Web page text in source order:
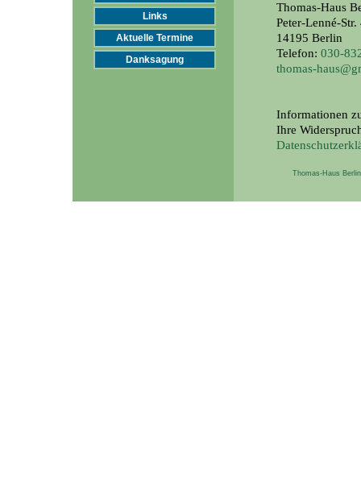
Links
Aktuelle Termine
Danksagung
Thomas-Haus
Peter-Lenné-Str.
14195 Berlin
Telefon: 030-
thomas-
Informationen
Ihre
Thomas-Haus